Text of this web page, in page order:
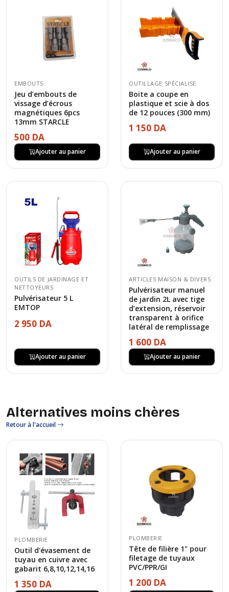
EMBOUTS
Jeu d’embouts de
vissage d’écrous
magnétiques 6pcs
13mm STARCLE
500 DA
Ajouter au panier
OUTILLAGE SPÉCIALISE
Boite a coupe en
plastique et scie à dos
de 12 pouces (300 mm)
1 150 DA
Ajouter au panier
OUTILS DE JARDINAGE ET
NETTOYEURS
Pulvérisateur 5 L
EMTOP
2 950 DA
Ajouter au panier
ARTICLES MAISON & DIVERS
Pulvérisateur manuel
de jardin 2L avec tige
d’extension, réservoir
transparent à orifice
latéral de remplissage
1 600 DA
Ajouter au panier
Alternatives moins chères
Retour à l'accueil
PLOMBERIE
Outil d'évasement de
tuyau en cuivre avec
gabarit 6,8,10,12,14,16
1 350 DA
PLOMBERIE
Tête de filière 1" pour
filetage de tuyaux
PVC/PPR/GI
1 200 DA